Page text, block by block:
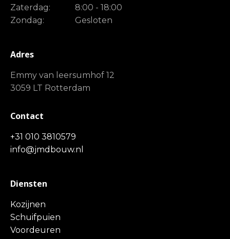
Zaterdag:
8:00 - 18:00
Zondag:
Gesloten
Adres
Emmy van leersumhof 12
3059 LT Rotterdam
Contact
+31 010 3810579
info@jmdbouw.nl
Diensten
Kozijnen
Schuifpuien
Voordeuren